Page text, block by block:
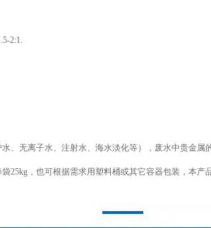
2:1.
、无离子水、注射水、海水淡化等），废水中贵金属
25kg，也可根据需求用塑料桶或其它容器包装，本产